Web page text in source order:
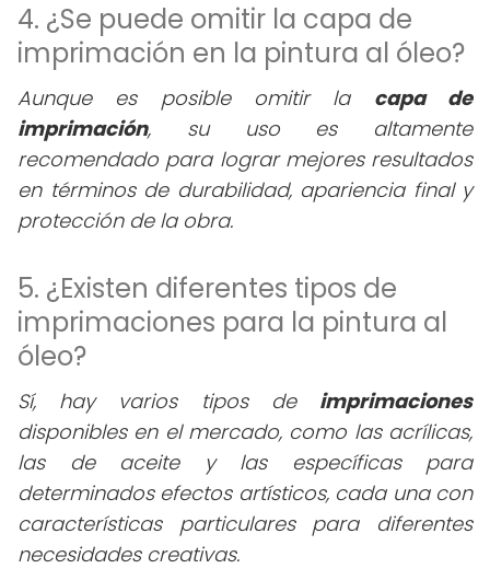
4. ¿Se puede omitir la capa de
imprimación en la pintura al óleo?
Aunque es posible omitir la capa de
imprimación, su uso es altamente
recomendado para lograr mejores resultados
en términos de durabilidad, apariencia final y
protección de la obra.
5. ¿Existen diferentes tipos de
imprimaciones para la pintura al
óleo?
Sí, hay varios tipos de imprimaciones
disponibles en el mercado, como las acrílicas,
las de aceite y las específicas para
determinados efectos artísticos, cada una con
características particulares para diferentes
necesidades creativas.